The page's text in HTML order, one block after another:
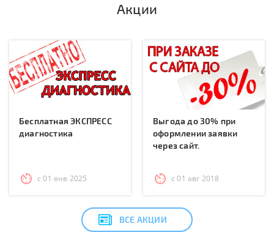
Акции
Бесплатная ЭКСПРЕСС
диагностика
с 01 янв 2025
Выгода до 30% при
оформлении заявки
через сайт.
с 01 авг 2018
ВСЕ АКЦИИ